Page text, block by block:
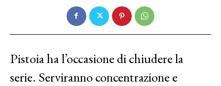
Pistoia ha l’occasione di chiudere la
serie. Serviranno concentrazione e